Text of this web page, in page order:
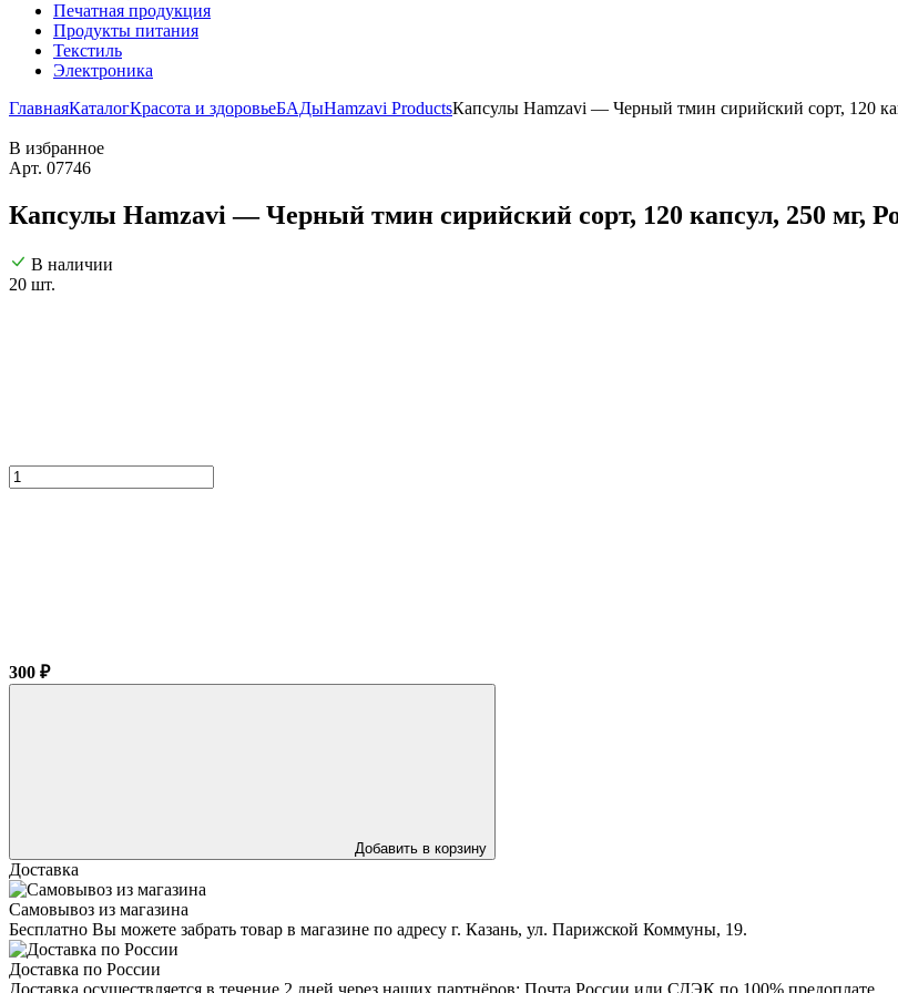
Печатная продукция
Продукты питания
Текстиль
Электроника
ГлавнаяКаталогКрасота и здоровьеБАДыHamzavi РroductsКапсулы Hamzavi — Черный тмин сирийский сорт, 120
В избранное
Арт. 07746
Капсулы Hamzavi — Черный тмин сирийский сорт, 120 капсул, 250 мг,
В наличии
20 шт.
300 ₽
Добавить в корзину
Доставка
Самовывоз из магазина
Бесплатно Вы можете забрать товар в магазине по адресу г. Казань, ул. Парижской Коммуны, 19.
Доставка по России
Доставка осуществляется в течение 2 дней через наших партнёров: Почта России или СДЭК по 100% предоплате.